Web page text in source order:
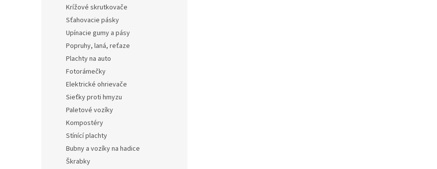
Krížové skrutkovače
Sťahovacie pásky
Upínacie gumy a pásy
Popruhy, laná, reťaze
Plachty na auto
Fotorámečky
Elektrické ohrievače
Sieťky proti hmyzu
Paletové vozíky
Kompostéry
Stínící plachty
Bubny a vozíky na hadice
Škrabky